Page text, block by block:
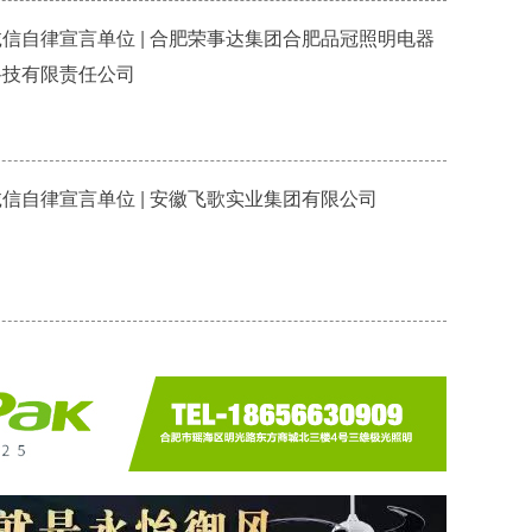
自律宣言单位 | 合肥荣事达集团合肥品冠照明电器
有限责任公司
自律宣言单位 | 安徽飞歌实业集团有限公司